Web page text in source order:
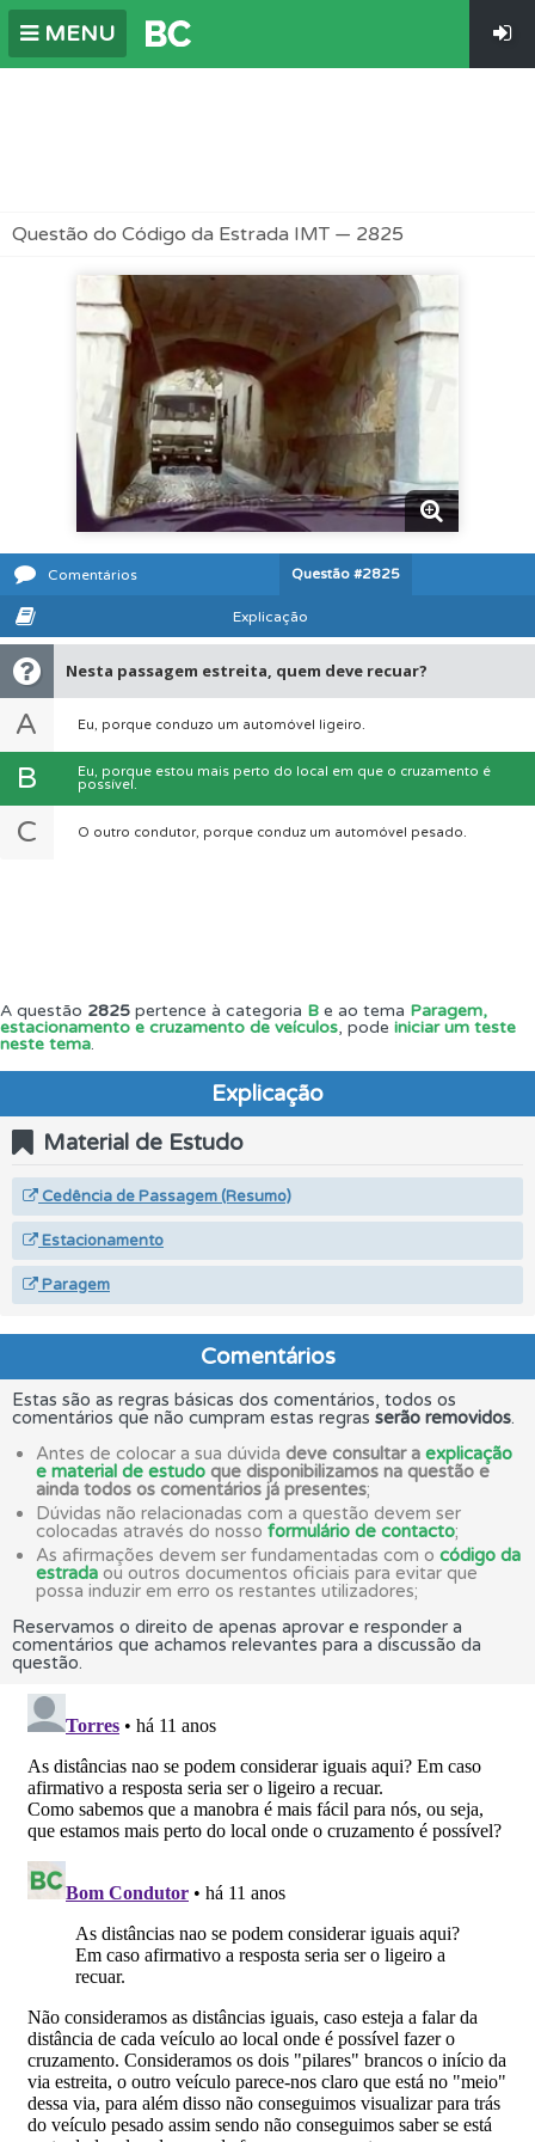
MENU
Questão do Código da Estrada IMT — 2825
Comentários Questão #2825
Explicação
Nesta passagem estreita, quem deve recuar?
A Eu, porque conduzo um automóvel ligeiro.
B
Eu, porque estou mais perto do local em que o cruzamento é
possível.
C O outro condutor, porque conduz um automóvel pesado.
A questão 2825 pertence à categoria B e ao tema Paragem,
estacionamento e cruzamento de veículos, pode iniciar um teste
neste tema.
Explicação
Material de Estudo
Cedência de Passagem (Resumo)
Estacionamento
Paragem
Comentários
Estas são as regras básicas dos comentários, todos os
comentários que não cumpram estas regras serão removidos.
Antes de colocar a sua dúvida deve consultar a explicação
e material de estudo que disponibilizamos na questão e
ainda todos os comentários já presentes;
Dúvidas não relacionadas com a questão devem ser
colocadas através do nosso formulário de contacto;
As afirmações devem ser fundamentadas com o código da
estrada ou outros documentos oficiais para evitar que
possa induzir em erro os restantes utilizadores;
Reservamos o direito de apenas aprovar e responder a
comentários que achamos relevantes para a discussão da
questão.